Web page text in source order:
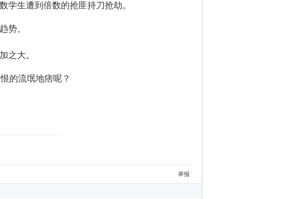
学生遭到倍数的抢匪持刀抢劫。
势。
之大。
的流氓地痞呢？
举报